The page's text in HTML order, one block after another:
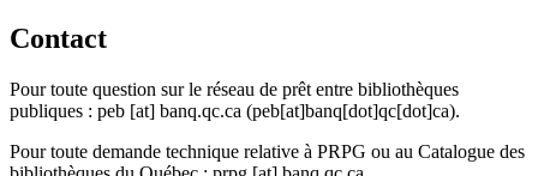
Contact
Pour toute question sur le réseau de prêt entre bibliothèques
publiques : peb [at] banq.qc.ca (peb[at]banq[dot]qc[dot]ca).
Pour toute demande technique relative à PRPG ou au Catalogue des